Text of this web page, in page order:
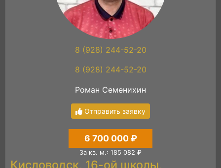
8 (928) 244-52-20
8 (928) 244-52-20
Роман Семенихин
Отправить заявку
6 700 000 ₽
За кв. м.: 185 082 ₽
Кисловодск, 16-ой школы,